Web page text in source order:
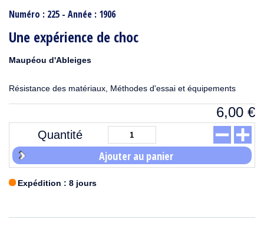
Numéro : 225 - Année : 1906
Une expérience de choc
Maupéou d'Ableiges
Résistance des matériaux, Méthodes d'essai et équipements
6,00 €
Quantité
Ajouter au panier
Expédition : 8 jours